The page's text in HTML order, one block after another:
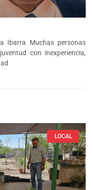
Ibarra Muchas personas
con inexperiencia,
LOCAL